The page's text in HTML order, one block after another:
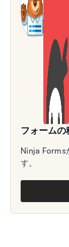
フォームの
Ninja Forms
す。